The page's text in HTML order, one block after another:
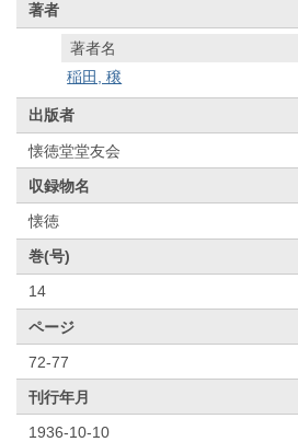
著者
著者名
稲田, 穣
出版者
懐徳堂堂友会
収録物名
懐徳
巻(号)
14
ページ
72-77
刊行年月
1936-10-10